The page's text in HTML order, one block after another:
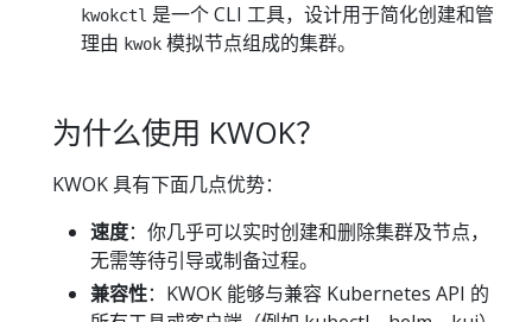
kwokctl 是一个 CLI 工具，设计用于简化创建和管
理由 kwok 模拟节点组成的集群。
为什么使用 KWOK？
KWOK 具有下面几点优势：
速度：你几乎可以实时创建和删除集群及节点，
无需等待引导或制备过程。
兼容性：KWOK 能够与兼容 Kubernetes API 的